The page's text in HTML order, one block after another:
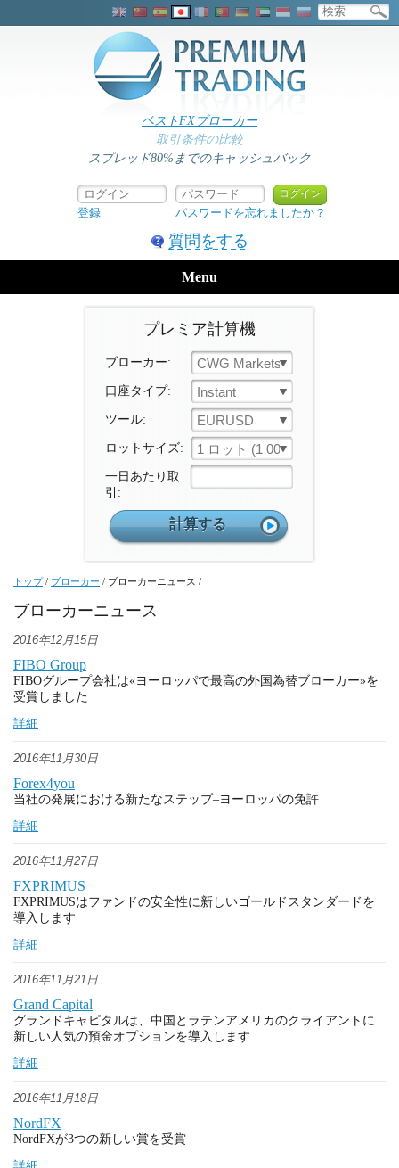
ベストFXブローカー
取引条件の比較
スプレッド80%までのキャッシュバック
登録 パスワードを忘れましたか？
質問をする
Menu
プレミア計算機
ブローカー: CWG Markets
口座タイプ: Instant
ツール: EURUSD
ロットサイズ: 1 ロット (1 000 ユニット)
一日あたり取
引:
トップ/ ブローカー / ブローカーニュース /
ブローカーニュース
2016年12月15日
FIBO Group
FIBOグループ会社は«ヨーロッパで最高の外国為替ブローカー»を
受賞しました
詳細
2016年11月30日
Forex4you
当社の発展における新たなステップ–ヨーロッパの免許
詳細
2016年11月27日
FXPRIMUS
FXPRIMUSはファンドの安全性に新しいゴールドスタンダードを
導入します
詳細
2016年11月21日
Grand Capital
グランドキャピタルは、中国とラテンアメリカのクライアントに
新しい人気の預金オプションを導入します
詳細
2016年11月18日
NordFX
NordFXが3つの新しい賞を受賞